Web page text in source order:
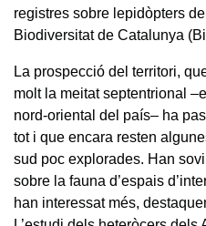
registres sobre lepidòpters
Biodiversitat de Catalunya
La prospecció del territori,
molt la meitat septentrional
nord-oriental del país– ha
tot i que encara resten
sud poc explorades. Han
sobre la fauna d’espais
han interessat més,